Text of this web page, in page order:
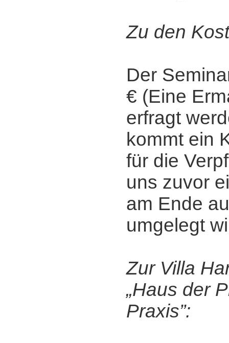
Zu den
Der
€ (Eine
erfragt
kommt ein
für die
uns zuvor
am Ende
umgelegt
Zur Villa
„Haus der
Praxis”: